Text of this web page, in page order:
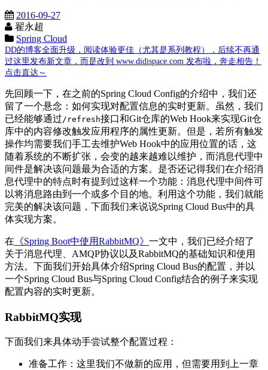
2016-09-27
翟永超
Spring Cloud
DD的博客全面升级，阅读体验更佳（尤其是系列教程），后续不再通
过这里发布新文章，而是改到 www.didispace.com 发布啦，奔走相告！
点击直达～
先回顾一下，在之前的Spring Cloud Config的介绍中，我们还
留了一个悬念：如何实现对配置信息的实时更新。虽然，我们
已经能够通过/refresh接口和Git仓库的Web Hook来实现Git仓
库中的内容修改触发应用程序的属性更新。但是，若所有触发
操作均需要我们手工去维护Web Hook中的应用位置的话，这
随着系统的不断扩张，会变的越来越难以维护，而消息代理中
间件是解决该问题最为合适的方案。是否还记得我们在介绍消
息代理中的特点时有提到过这样一个功能：消息代理中间件可
以将消息路由到一个或多个目的地。利用这个功能，我们就能
完美的解决该问题，下面我们来说说Spring Cloud Bus中的具
体实现方案。
在 《Spring Boot中使用RabbitMQ》 一文中，我们已经介绍了
关于消息代理、AMQP协议以及RabbitMQ的基础知识和使用
方法。下面我们开始具体介绍Spring Cloud Bus的配置，并以
一个Spring Cloud Bus与Spring Cloud Config结合的例子来实现
配置内容的实时更新。
RabbitMQ实现
下面我们来具体动手尝试整个配置过程：
准备工作：这里我们不做新的应用，但需要用到上一章